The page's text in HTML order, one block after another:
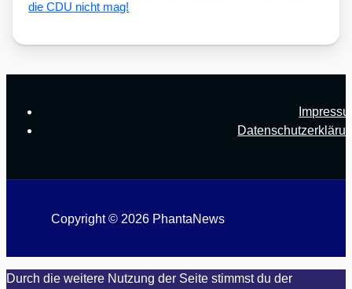
die CDU nicht mag!
Copyright © 2026 PhantaNews
Durch die weitere Nutzung der Seite stimmst du der